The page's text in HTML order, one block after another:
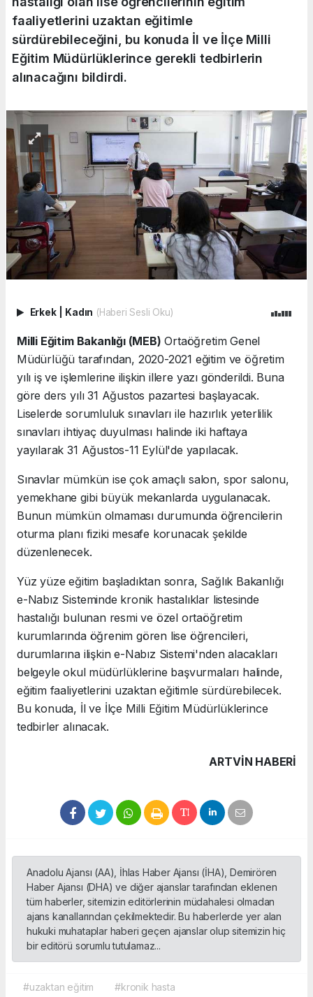
faaliyetlerini uzaktan eğitimle
sürdürebileceğini, bu konuda İl ve İlçe Milli
Eğitim Müdürlüklerince gerekli tedbirlerin
alınacağını bildirdi.
Erkek Kadın (Haberi Sesli Oku)
Milli Eğitim Bakanlığı (MEB) Ortaöğretim Genel
Müdürlüğü tarafından, 2020-2021 eğitim ve öğretim
yılı iş ve işlemlerine ilişkin illere yazı gönderildi. Buna
göre ders yılı 31 Ağustos pazartesi başlayacak.
Liselerde sorumluluk sınavları ile hazırlık yeterlilik
sınavları ihtiyaç duyulması halinde iki haftaya
yayılarak 31 Ağustos-11 Eylül'de yapılacak.
Sınavlar mümkün ise çok amaçlı salon, spor salonu,
yemekhane gibi büyük mekanlarda uygulanacak.
Bunun mümkün olmaması durumunda öğrencilerin
oturma planı fiziki mesafe korunacak şekilde
düzenlenecek.
Yüz yüze eğitim başladıktan sonra, Sağlık Bakanlığı
e-Nabız Sisteminde kronik hastalıklar listesinde
hastalığı bulunan resmi ve özel ortaöğretim
kurumlarında öğrenim gören lise öğrencileri,
durumlarına ilişkin e-Nabız Sistemi'nden alacakları
belgeyle okul müdürlüklerine başvurmaları halinde,
eğitim faaliyetlerini uzaktan eğitimle sürdürebilecek.
Bu konuda, İl ve İlçe Milli Eğitim Müdürlüklerince
tedbirler alınacak.
ARTVIN HABERİ
Anadolu Ajansı (AA), İhlas Haber Ajansı (İHA), Demirören
Haber Ajansı (DHA) ve diğer ajanslar tarafından eklenen
tüm haberler, sitemizin editörlerinin müdahalesi olmadan
ajans kanallarından çekilmektedir. Bu haberlerde yer alan
hukuki muhataplar haberi geçen ajanslar olup sitemizin hiç
bir editörü sorumlu tutulamaz...
#uzaktan eğitim #kronik hasta